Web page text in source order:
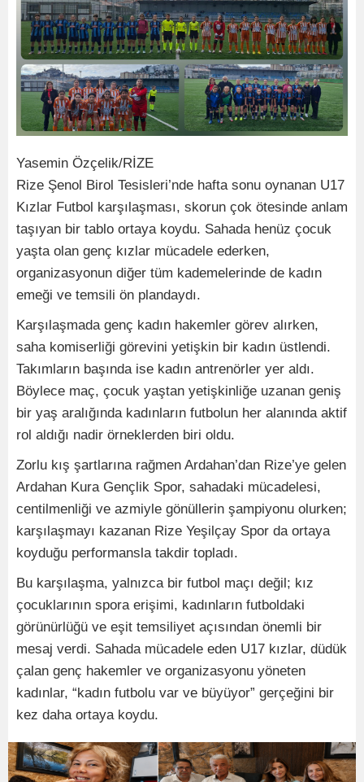
Yasemin Özçelik/RİZE
Rize Şenol Birol Tesisleri’nde hafta sonu oynanan U17
Kızlar Futbol karşılaşması, skorun çok ötesinde anlam
taşıyan bir tablo ortaya koydu. Sahada henüz çocuk
yaşta olan genç kızlar mücadele ederken,
organizasyonun diğer tüm kademelerinde de kadın
emeği ve temsili ön plandaydı.
Karşılaşmada genç kadın hakemler görev alırken,
saha komiserliği görevini yetişkin bir kadın üstlendi.
Takımların başında ise kadın antrenörler yer aldı.
Böylece maç, çocuk yaştan yetişkinliğe uzanan geniş
bir yaş aralığında kadınların futbolun her alanında aktif
rol aldığı nadir örneklerden biri oldu.
Zorlu kış şartlarına rağmen Ardahan’dan Rize’ye gelen
Ardahan Kura Gençlik Spor, sahadaki mücadelesi,
centilmenliği ve azmiyle gönüllerin şampiyonu olurken;
karşılaşmayı kazanan Rize Yeşilçay Spor da ortaya
koyduğu performansla takdir topladı.
Bu karşılaşma, yalnızca bir futbol maçı değil; kız
çocuklarının spora erişimi, kadınların futboldaki
görünürlüğü ve eşit temsiliyet açısından önemli bir
mesaj verdi. Sahada mücadele eden U17 kızlar, düdük
çalan genç hakemler ve organizasyonu yöneten
kadınlar, “kadın futbolu var ve büyüyor” gerçeğini bir
kez daha ortaya koydu.